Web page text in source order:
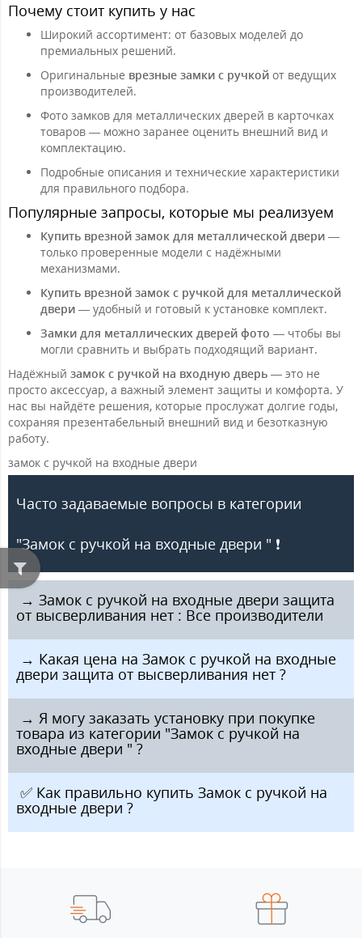
Почему стоит купить у нас
Широкий ассортимент: от базовых моделей до
премиальных решений.
Оригинальные врезные замки с ручкой от ведущих
производителей.
Фото замков для металлических дверей в карточках
товаров — можно заранее оценить внешний вид и
комплектацию.
Подробные описания и технические характеристики
для правильного подбора.
Популярные запросы, которые мы реализуем
Купить врезной замок для металлической двери —
только проверенные модели с надёжными
механизмами.
Купить врезной замок с ручкой для металлической
двери — удобный и готовый к установке комплект.
Замки для металлических дверей фото — чтобы вы
могли сравнить и выбрать подходящий вариант.
Надёжный замок с ручкой на входную дверь — это не
просто аксессуар, а важный элемент защиты и комфорта. У
нас вы найдёте решения, которые прослужат долгие годы,
сохраняя презентабельный внешний вид и безотказную
работу.
замок с ручкой на входные двери
Часто задаваемые вопросы в категории
"Замок с ручкой на входные двери " ❗️
️ → Замок с ручкой на входные двери защита
от высверливания нет : Все производители
️ → Какая цена на Замок с ручкой на входные
двери защита от высверливания нет ?
️ → Я могу заказать установку при покупке
товара из категории "Замок с ручкой на
входные двери " ?
️ ✅ Как правильно купить Замок с ручкой на
входные двери ?